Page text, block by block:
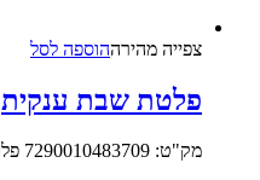
צפייה‬ ‫מהירה‬הוספה לסל
פלטת שבת ענקית
מק"ט: 7290010483709 פלטת שבת ענקית "בראשית" דגם